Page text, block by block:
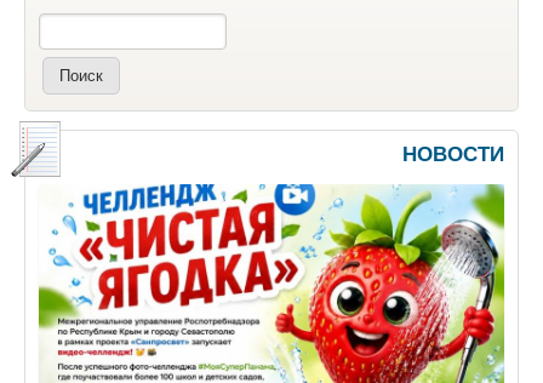
Поиск
НОВОСТИ